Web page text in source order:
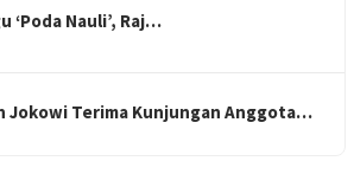
‘Poda Nauli’, Raj…
Jokowi Terima Kunjungan Anggota…